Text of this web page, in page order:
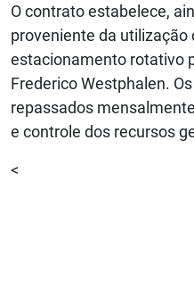
O contrato estabelece,
proveniente da utilização
estacionamento rotativo
Frederico Westphalen.
repassados
e controle dos recursos
<